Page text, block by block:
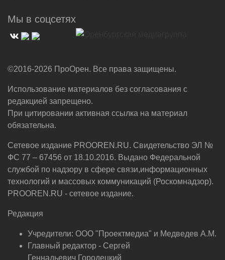
Мы в соцсетях
©2016-2026 ПроОрен. Все права защищены.
Использование материалов без согласования с
редакцией запрещено.
При цитировании активная ссылка на материал
обязательна.
Сетевое издание PROOREN.RU. Свидетельство ЭЛ №
ФС 77 – 67456 от 18.10.2016. Выдано Федеральной
службой по надзору в сфере связи,информационных
технологий и массовых коммуникаций (Роскомнадзор).
PROOREN.RU - сетевое издание.
Редакция
Учредители: ООО "Проектмедиа" и Медведев А.М.
Главный редактор - Сергей
Геннадьевич Городецкий